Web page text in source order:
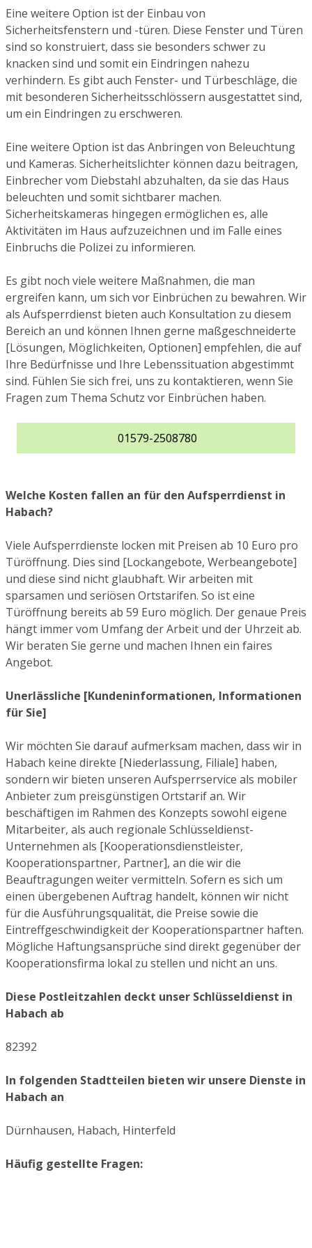
Eine weitere Option ist der Einbau von
Sicherheitsfenstern und -türen. Diese Fenster und Türen
sind so konstruiert, dass sie besonders schwer zu
knacken sind und somit ein Eindringen nahezu
verhindern. Es gibt auch Fenster- und Türbeschläge, die
mit besonderen Sicherheitsschlössern ausgestattet sind,
um ein Eindringen zu erschweren.
Eine weitere Option ist das Anbringen von Beleuchtung
und Kameras. Sicherheitslichter können dazu beitragen,
Einbrecher vom Diebstahl abzuhalten, da sie das Haus
beleuchten und somit sichtbarer machen.
Sicherheitskameras hingegen ermöglichen es, alle
Aktivitäten im Haus aufzuzeichnen und im Falle eines
Einbruchs die Polizei zu informieren.
Es gibt noch viele weitere Maßnahmen, die man
ergreifen kann, um sich vor Einbrüchen zu bewahren. Wir
als Aufsperrdienst bieten auch Konsultation zu diesem
Bereich an und können Ihnen gerne maßgeschneiderte
[Lösungen, Möglichkeiten, Optionen] empfehlen, die auf
Ihre Bedürfnisse und Ihre Lebenssituation abgestimmt
sind. Fühlen Sie sich frei, uns zu kontaktieren, wenn Sie
Fragen zum Thema Schutz vor Einbrüchen haben.
01579-2508780
Welche Kosten fallen an für den Aufsperrdienst in
Habach?
Viele Aufsperrdienste locken mit Preisen ab 10 Euro pro
Türöffnung. Dies sind [Lockangebote, Werbeangebote]
und diese sind nicht glaubhaft. Wir arbeiten mit
sparsamen und seriösen Ortstarifen. So ist eine
Türöffnung bereits ab 59 Euro möglich. Der genaue Preis
hängt immer vom Umfang der Arbeit und der Uhrzeit ab.
Wir beraten Sie gerne und machen Ihnen ein faires
Angebot.
Unerlässliche [Kundeninformationen, Informationen
für Sie]
Wir möchten Sie darauf aufmerksam machen, dass wir in
Habach keine direkte [Niederlassung, Filiale] haben,
sondern wir bieten unseren Aufsperrservice als mobiler
Anbieter zum preisgünstigen Ortstarif an. Wir
beschäftigen im Rahmen des Konzepts sowohl eigene
Mitarbeiter, als auch regionale Schlüsseldienst-
Unternehmen als [Kooperationsdienstleister,
Kooperationspartner, Partner], an die wir die
Beauftragungen weiter vermitteln. Sofern es sich um
einen übergebenen Auftrag handelt, können wir nicht
für die Ausführungsqualität, die Preise sowie die
Eintreffgeschwindigkeit der Kooperationspartner haften.
Mögliche Haftungsansprüche sind direkt gegenüber der
Kooperationsfirma lokal zu stellen und nicht an uns.
Diese Postleitzahlen deckt unser Schlüsseldienst in
Habach ab
82392
In folgenden Stadtteilen bieten wir unsere Dienste in
Habach an
Dürnhausen, Habach, Hinterfeld
Häufig gestellte Fragen: